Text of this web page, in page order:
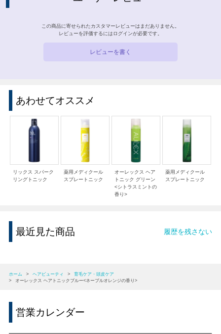
この商品に寄せられたカスタマーレビューはまだありません。
レビューを評価するには ログインが必要です。
レビューを書く
あわせてオススメ
リックス スパーク
リングトニック
薬用メディクール
スプレートニック
オーレックス ヘア
トニック グリーン
<シトラスミントの
香り>
薬用メディクール
スプレートニック
最近見た商品 履歴を残さない
ホーム > ヘアビューティ >
育毛ケア・頭皮ケア
>
オーレックス ヘアトニックブルー<ネーブルオレンジの香り>
営業カレンダー